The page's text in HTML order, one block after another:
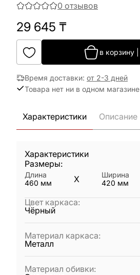
0 отзывов
29 645 ₸
в корзину|
Время доставки: от 2-3 дней
Товара нет ни в одном магазине
Характеристики Описание
Характеристики
Размеры:
Длина
460 мм X
Ширина
420 мм
Цвет каркаса:
Чёрный
Материал каркаса:
Металл
Материал обивки: